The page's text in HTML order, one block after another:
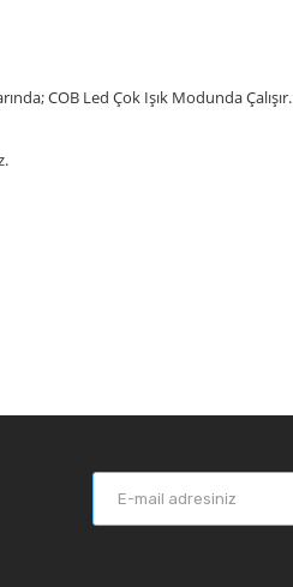
COB Led Çok Işık Modunda Çalışır.